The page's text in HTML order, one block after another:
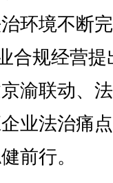
环境不断
合规经营提
渝联动、
业法治痛
前行。